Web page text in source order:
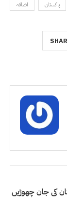
اضافہ پاکستان
کی جان چھوڑیں